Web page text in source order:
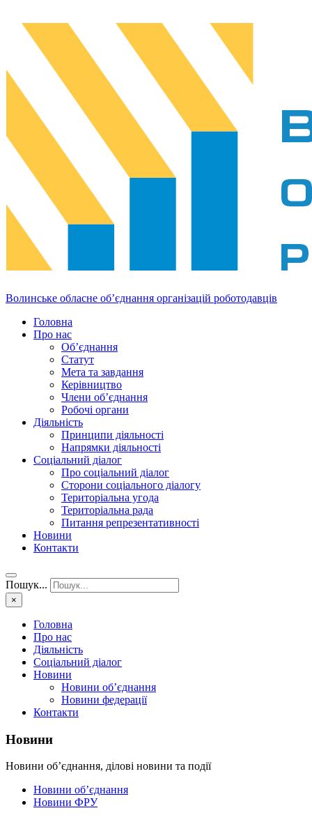
Волинське обласне об’єднання організацій роботодавців
Головна
Про нас
Об’єднання
Статут
Мета та завдання
Керівництво
Члени об’єднання
Робочі органи
Діяльність
Принципи діяльності
Напрямки діяльності
Соціальний діалог
Про соціальний діалог
Сторони соціального діалогу
Територіальна угода
Територіальна рада
Питання репрезентативності
Новини
Контакти
Пошук...
×
Головна
Про нас
Діяльність
Соціальний діалог
Новини
Новини об’єднання
Новини федерації
Контакти
Новини
Новини об’єднання, ділові новини та події
Новини об’єднання
Новини ФРУ